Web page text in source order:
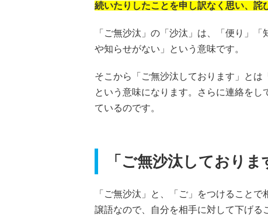
続いたりしたことを申し訳なく思い、詫
「ご無沙汰」の「沙汰」は、「便り」
や知らせがない」という意味です。
そこから「ご無沙汰しております」とは
という意味になります。さらに連絡を
ているのです。
「ご無沙汰しており
「ご無沙汰」と、「ご」をつけること
譲語なので、自分を相手に対して下げる